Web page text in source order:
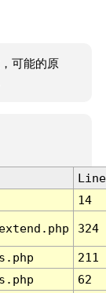
可能的原
Line
14
324
211
62